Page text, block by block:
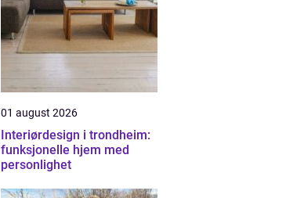
01 august 2026
Interiørdesign i trondheim:
funksjonelle hjem med
personlighet